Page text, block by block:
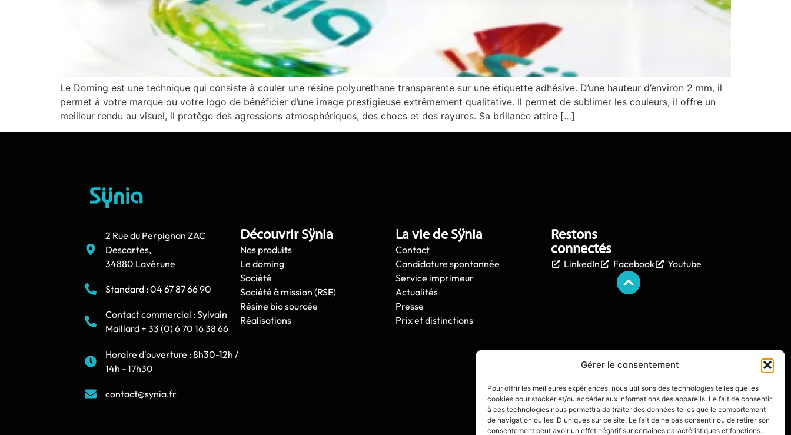
Gérer le consentement
Pour offrir les meilleures expériences, nous utilisons des technologies telles que les
cookies pour stocker et/ou accéder aux informations des appareils. Le fait de consentir
à ces technologies nous permettra de traiter des données telles que le comportement
de navigation ou les ID uniques sur ce site. Le fait de ne pas consentir ou de retirer son
consentement peut avoir un effet négatif sur certaines caractéristiques et fonctions.
Le Doming est une technique qui consiste à couler une résine polyuréthane transparente sur une étiquette adhésive. D’une hauteur d’environ 2 mm, il
permet à votre marque ou votre logo de bénéficier d’une image prestigieuse extrêmement qualitative. Il permet de sublimer les couleurs, il offre un
meilleur rendu au visuel, il protège des agressions atmosphériques, des chocs et des rayures. Sa brillance attire […]
2 Rue du Perpignan ZAC
Descartes,
34880 Lavérune
Standard : 04 67 87 66 90
Contact commercial : Sylvain
Maillard + 33 (0) 6 70 16 38 66
Horaire d'ouverture : 8h30-12h /
14h - 17h30
contact@synia.fr
Découvrir Sÿnia
Nos produits
Le doming
Société
Société à mission (RSE)
Résine bio sourcée
Réalisations
La vie de Sÿnia
Contact
Candidature spontannée
Service imprimeur
Actualités
Presse
Prix et distinctions
Restons
connectés
LinkedIn Facebook Youtube